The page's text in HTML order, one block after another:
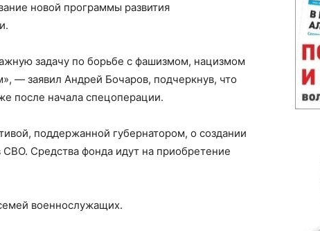
новой программы развития
задачу по борьбе с фашизмом, нацизмом
— заявил Андрей Бочаров, подчеркнув, что
после начала спецоперации.
поддержанной губернатором, о создании
Средства фонда идут на приобретение
военнослужащих.